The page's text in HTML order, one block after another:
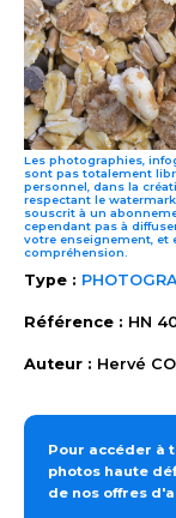
Les photographies,
sont pas totalement
personnel, dans la
respectant le
souscrit à un
cependant pas à
votre enseignement, et
compréhension.
Type :
Référence : HN
Auteur : Hervé
Pour accéder à
photos haute
de nos offres